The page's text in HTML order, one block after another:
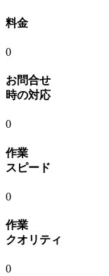
料金
0
お問合せ
時の対応
0
作業
スピード
0
作業
クオリティ
0